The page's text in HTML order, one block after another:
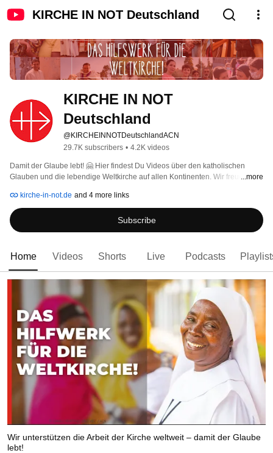
KIRCHE IN NOT Deutschland
KIRCHE IN NOT
Deutschland
@KIRCHEINNOTDeutschlandACN
29.7K subscribers • 4.2K videos
Damit der Glaube lebt! 🤗 Hier findest Du Videos über den katholischen
Glauben und die lebendige Weltkirche auf allen Kontinenten. Wir freuen uns
möchtest: Kanal abonnieren!
...more
kirche-in-not.de and 4 more links
Subscribe
Home Videos Shorts Live Podcasts
Wir unterstützen die Arbeit der Kirche weltweit – damit der Glaube
lebt!